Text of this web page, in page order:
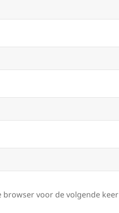
browser voor de volgende keer